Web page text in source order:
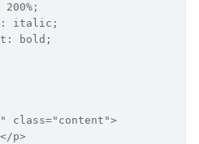
200%;
italic;
bold;
class="content">
p>